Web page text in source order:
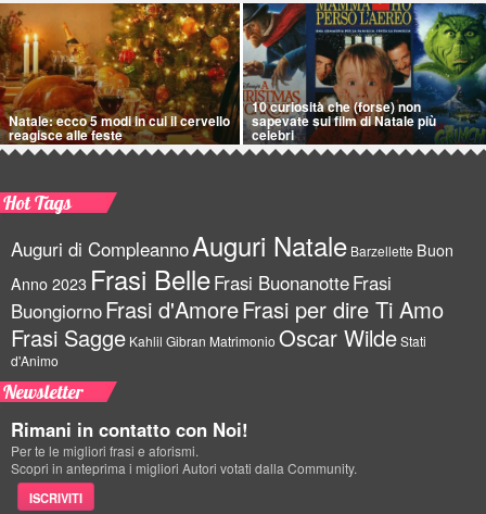
Natale: ecco 5 modi in cui il cervello
reagisce alle feste
10 curiosità che (forse) non
sapevate sui film di Natale più
celebri
Hot Tags
Auguri di CompleannoAuguri Natale Barzellette Buon
Anno 2023 Frasi BelleFrasi BuonanotteFrasi
BuongiornoFrasi d'AmoreFrasi per dire Ti Amo
Frasi Sagge Kahlil Gibran Matrimonio Oscar WildeStati
d'Animo
Newsletter
Rimani in contatto con Noi!
Per te le migliori frasi e aforismi.
Scopri in anteprima i migliori Autori votati dalla Community.
ISCRIVITI